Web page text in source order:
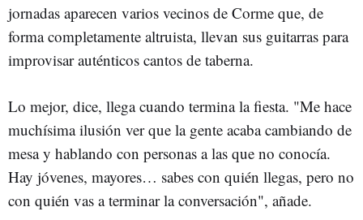
jornadas aparecen varios vecinos de Corme que, de
forma completamente altruista, llevan sus guitarras para
improvisar auténticos cantos de taberna.
Lo mejor, dice, llega cuando termina la fiesta. "Me hace
muchísima ilusión ver que la gente acaba cambiando de
mesa y hablando con personas a las que no conocía.
Hay jóvenes, mayores… sabes con quién llegas, pero no
con quién vas a terminar la conversación", añade.